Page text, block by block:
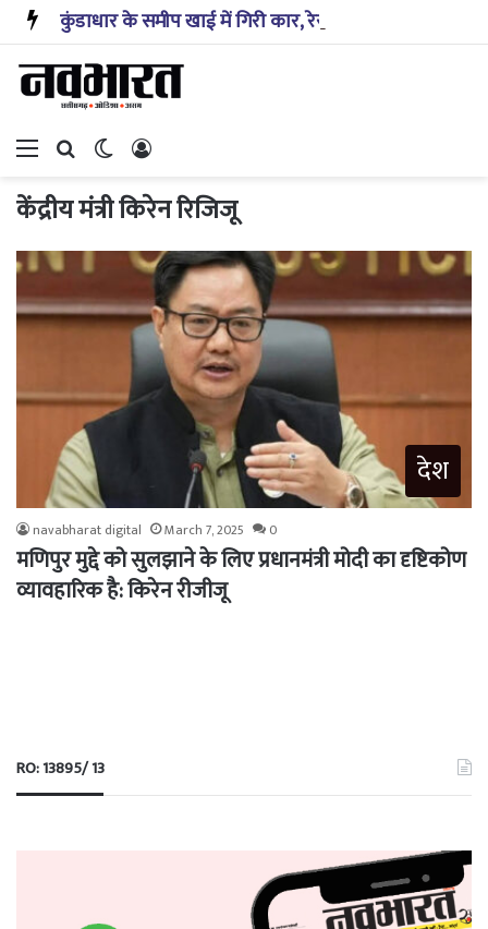
Menu Search forSwitch skin
केंद्रीय मंत्री किरेन रिजिजू
देश
navabharat digital March 7, 2025 0
मणिपुर मुद्दे को सुलझाने के लिए प्रधानमंत्री मोदी का दृष्टिकोण
व्यावहारिक है: किरेन रीजीजू
RO: 13895/ 13